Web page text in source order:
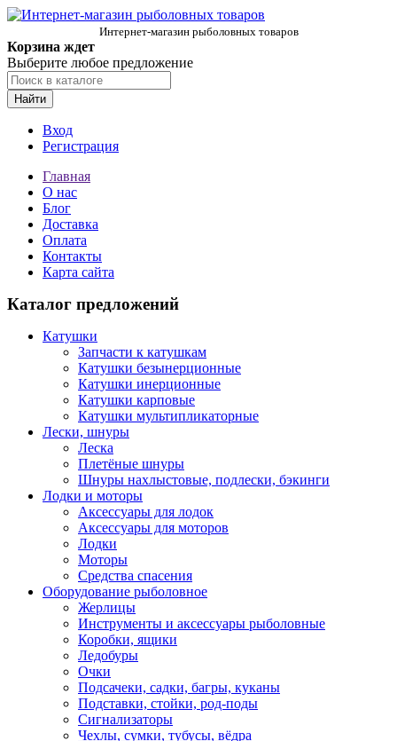
Интернет-магазин рыболовных товаров
Корзина ждет
Выберите любое предложение
Найти
Вход
Регистрация
Главная
О нас
Блог
Доставка
Оплата
Контакты
Карта сайта
Каталог предложений
Катушки
Запчасти к катушкам
Катушки безынерционные
Катушки инерционные
Катушки карповые
Катушки мультипликаторные
Лески, шнуры
Леска
Плетёные шнуры
Шнуры нахлыстовые, подлески, бэкинги
Лодки и моторы
Аксессуары для лодок
Аксессуары для моторов
Лодки
Моторы
Средства спасения
Оборудование рыболовное
Жерлицы
Инструменты и аксессуары рыболовные
Коробки, ящики
Ледобуры
Очки
Подсачеки, садки, багры, куканы
Подставки, стойки, род-поды
Сигнализаторы
Чехлы, сумки, тубусы, вёдра